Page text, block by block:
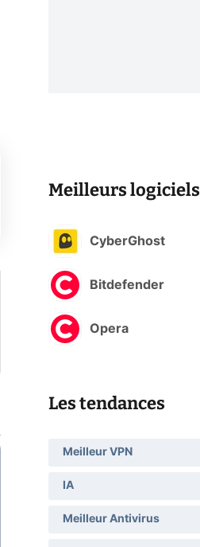
Meilleurs logiciels
CyberGhost
Bitdefender
Opera
Les tendances
Meilleur VPN
IA
Meilleur Antivirus